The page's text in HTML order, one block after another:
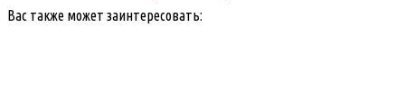
Вас также может заинтересовать: